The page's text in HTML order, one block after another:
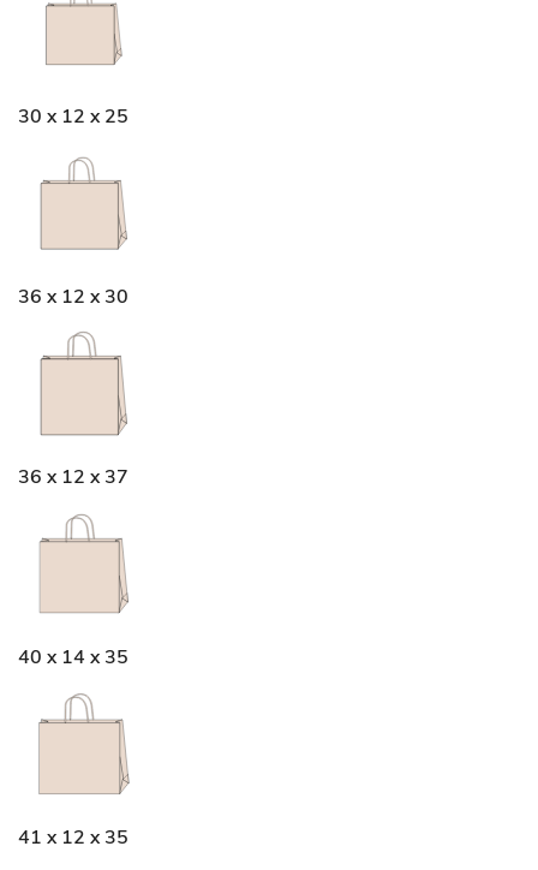
30 x 12 x 25
36 x 12 x 30
36 x 12 x 37
40 x 14 x 35
41 x 12 x 35